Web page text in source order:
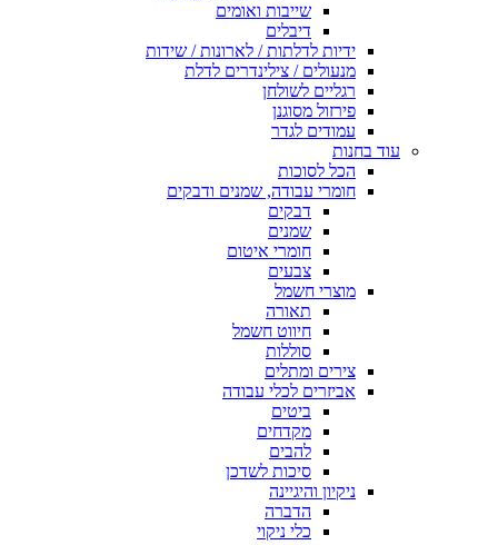
שייבות ואומים
דיבלים
ידיות לדלתות / לארונות / שידות
מנעולים / צילינדרים לדלת
רגליים לשולחן
פירזול מסוגנן
עמודים לגדר
עוד בחנות
הכל לסוכות
חומרי עבודה, שמנים ודבקים
דבקים
שמנים
חומרי איטום
צבעים
מוצרי חשמל
תאורה
חיווט חשמל
סוללות
צירים ומתלים
אביזרים לכלי עבודה
ביטים
מקדחים
להבים
סיכות לשדכן
ניקיון והיגיינה
הדברה
כלי ניקוי